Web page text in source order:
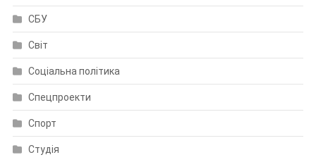
СБУ
Світ
Соціальна політика
Спецпроекти
Спорт
Студія